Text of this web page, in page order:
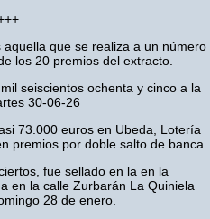
que se realiza a un número
los 20 premios del extracto.
seiscientos ochenta y cinco a la
30-06-26
73.000 euros en Ubeda, Lotería
premios por doble salto de banca
fue sellado en la en la
en la calle Zurbarán La Quiniela
28 de enero.